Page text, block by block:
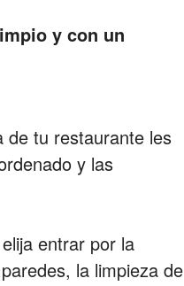
y con un
de tu restaurante les
y las
entrar por la
la limpieza de